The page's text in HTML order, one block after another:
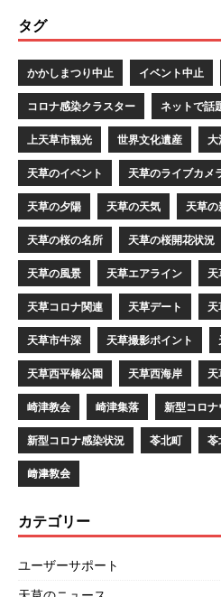
タグ
かかしまつり中止 イベント中止
コロナ感染クラスター ネットで話
上天草市観光 世界文化遺産 大
天草のイベント 天草のライブカメ
天草の夕陽 天草の天気 天草
天草の桜の名所 天草の桜開花状況
天草の風景 天草エアライン
天草コロナ関連 天草デート
天草市牛深 天草撮影ポイント
天草西平椿公園 天草西海岸
崎津教会 崎津集落 新型コロ
新型コロナ感染状況 苓北町 苓
﨑津教会
カテゴリー
ユーザーサポート